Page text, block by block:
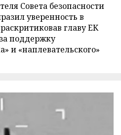
Совета безопасности
уверенность в
главу ЕК
поддержку
и «наплевательского»